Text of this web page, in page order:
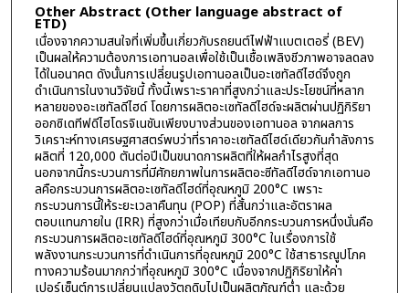
Other Abstract (Other language abstract of
ETD)
เนื่องจากความสนใจที่เพิ่มขึ้นเกี่ยวกับรถยนต์ไฟฟ้าแบตเตอรี่ (BEV)
เป็นผลให้ความต้องการเอทานอลเพื่อใช้เป็นเชื้อเพลิงชีวภาพอาจลดลง
ได้ในอนาคต ดังนั้นการเปลี่ยนรูปเอทานอลเป็นอะเซทัลดีไฮด์จึงถูก
ดำเนินการในงานวิจัยนี้ ทั้งนี้เพราะราคาที่สูงกว่าและประโยชน์ที่หลาก
หลายของอะเซทัลดีไฮด์ โดยการผลิตอะเซทัลดีไฮด์จะผลิตผ่านปฏิกิริยา
ออกซิเดทีฟดีไฮโดรจิเนชันเพียงบางส่วนของเอทานอล จากผลการ
วิเคราะห์ทางเศรษฐศาสตร์พบว่าที่ราคาอะเซทัลดีไฮด์เดียวกันกำลังการ
ผลิตที่ 120,000 ตันต่อปีเป็นขนาดการผลิตที่ให้ผลกำไรสูงที่สุด
นอกจากนี้กระบวนการที่มีศักยภาพในการผลิตอะซีทัลดีไฮด์จากเอทานอ
ลคือกระบวนการผลิตอะเซทัลดีไฮด์ที่อุณหภูมิ 200°C เพราะ
กระบวนการนี้ให้ระยะเวลาคืนทุน (POP) ที่สั้นกว่าและอัตราผล
ตอบแทนภายใน (IRR) ที่สูงกว่าเมื่อเทียบกับอีกกระบวนการหนึ่งนั่นคือ
กระบวนการผลิตอะเซทัลดีไฮด์ที่อุณหภูมิ 300°C ในเรื่องการใช้
พลังงานกระบวนการที่ดำเนินการที่อุณหภูมิ 200°C ใช้สาธารณูปโภค
ทางความร้อนมากกว่าที่อุณหภูมิ 300°C เนื่องจากปฏิกิริยาให้ค่า
เปอร์เซ็นต์การเปลี่ยนแปลงวัตถุดิบไปเป็นผลิตภัณฑ์ต่ำ และด้วย